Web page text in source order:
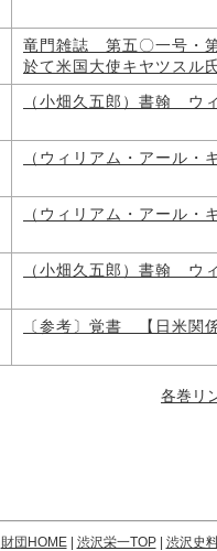
竜門雑誌 第五〇一号・
於て米国大使キヤツスル
（小畑久五郎）書翰 ウ
（ウィリアム・アール
（ウィリアム・アール
（小畑久五郎）書翰 ウ
〔参考〕覚書 【日米関
各巻リ
財団HOME| 渋沢栄一TOP| 渋沢史